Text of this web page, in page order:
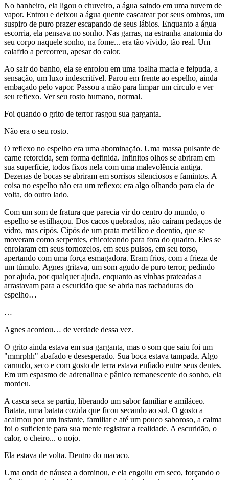
No banheiro, ela ligou o chuveiro, a água saindo em uma nuvem de
vapor. Entrou e deixou a água quente cascatear por seus ombros, um
suspiro de puro prazer escapando de seus lábios. Enquanto a água
escorria, ela pensava no sonho. Nas garras, na estranha anatomia do
seu corpo naquele sonho, na fome... era tão vívido, tão real. Um
calafrio a percorreu, apesar do calor.
Ao sair do banho, ela se enrolou em uma toalha macia e felpuda, a
sensação, um luxo indescritível. Parou em frente ao espelho, ainda
embaçado pelo vapor. Passou a mão para limpar um círculo e ver
seu reflexo. Ver seu rosto humano, normal.
Foi quando o grito de terror rasgou sua garganta.
Não era o seu rosto.
O reflexo no espelho era uma abominação. Uma massa pulsante de
carne retorcida, sem forma definida. Infinitos olhos se abriram em
sua superfície, todos fixos nela com uma malevolência antiga.
Dezenas de bocas se abriram em sorrisos silenciosos e famintos. A
coisa no espelho não era um reflexo; era algo olhando para ela de
volta, do outro lado.
Com um som de fratura que parecia vir do centro do mundo, o
espelho se estilhaçou. Dos cacos quebrados, não caíram pedaços de
vidro, mas cipós. Cipós de um prata metálico e doentio, que se
moveram como serpentes, chicoteando para fora do quadro. Eles se
enrolaram em seus tornozelos, em seus pulsos, em seu torso,
apertando com uma força esmagadora. Eram frios, com a frieza de
um túmulo. Agnes gritava, um som agudo de puro terror, pedindo
por ajuda, por qualquer ajuda, enquanto as vinhas prateadas a
arrastavam para a escuridão que se abria nas rachaduras do
espelho…
…
Agnes acordou… de verdade dessa vez.
O grito ainda estava em sua garganta, mas o som que saiu foi um
"mmrphh" abafado e desesperado. Sua boca estava tampada. Algo
carnudo, seco e com gosto de terra estava enfiado entre seus dentes.
Em um espasmo de adrenalina e pânico remanescente do sonho, ela
mordeu.
A casca seca se partiu, liberando um sabor familiar e amiláceo.
Batata, uma batata cozida que ficou secando ao sol. O gosto a
acalmou por um instante, familiar e até um pouco saboroso, a calma
foi o suficiente para sua mente registrar a realidade. A escuridão, o
calor, o cheiro... o nojo.
Ela estava de volta. Dentro do macaco.
Uma onda de náusea a dominou, e ela engoliu em seco, forçando o